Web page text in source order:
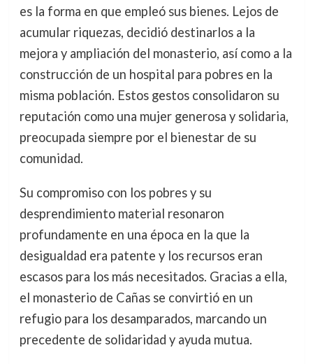
es la forma en que empleó sus bienes. Lejos de
acumular riquezas, decidió destinarlos a la
mejora y ampliación del monasterio, así como a la
construcción de un hospital para pobres en la
misma población. Estos gestos consolidaron su
reputación como una mujer generosa y solidaria,
preocupada siempre por el bienestar de su
comunidad.
Su compromiso con los pobres y su
desprendimiento material resonaron
profundamente en una época en la que la
desigualdad era patente y los recursos eran
escasos para los más necesitados. Gracias a ella,
el monasterio de Cañas se convirtió en un
refugio para los desamparados, marcando un
precedente de solidaridad y ayuda mutua.